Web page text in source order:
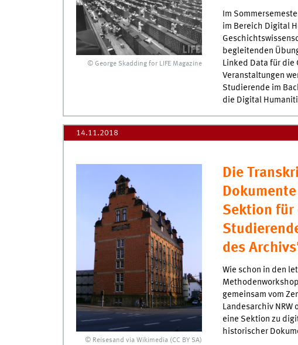
© George Skadding for LIFE Magazine
Im
im Bereich Digital
begleitenden
Linked Data für die
Veranstaltungen
Studierende im
die Digital
14.11.2018
© Reisesand via Wikimedia (CC BY SA)
Die
Sektion für
des
Wie schon in den
gemeinsam vom
Landesarchiv
eine Sektion zu
historischer